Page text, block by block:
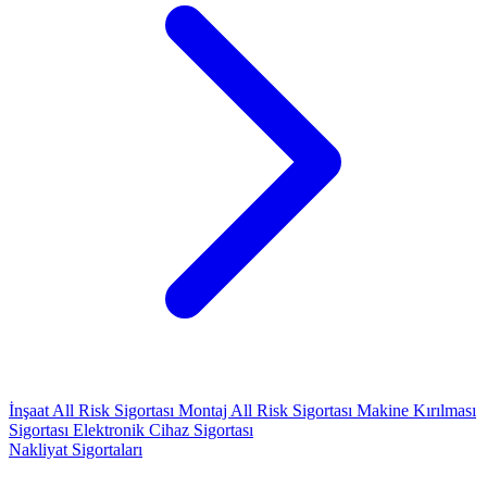
İnşaat All Risk Sigortası Montaj All Risk Sigortası Makine Kırılması
Sigortası Elektronik Cihaz Sigortası
Nakliyat Sigortaları